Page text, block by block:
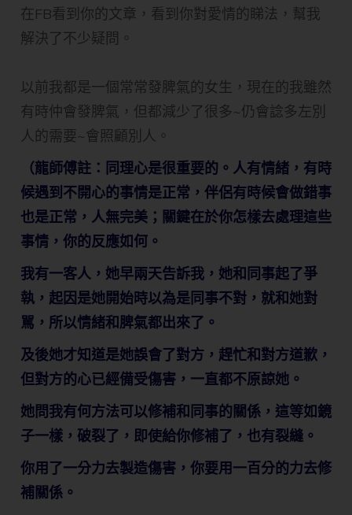
在FB看到你的文章，看到你對愛情的睇法，幫我
解決了不少疑問。
以前我都是一個常常發脾氣的女生，現在的我雖然
有時仲會發脾氣，但都減少了很多~仍會諗多左別
人的需要~會照顧別人。
（龍師傅註：同理心是很重要的。人有情緒，有時
候遇到不開心的事情是正常，伴侶有時候會做錯事
也是正常，人無完美；關鍵在於你怎樣去處理這些
事情，你的反應如何。
我有一客人，她早兩天告訴我，她和同事起了爭
執，起因是她開始時以為是同事不對，就和她對
駡，所以情緒和脾氣都出來了。
及後她才知道是她誤會了對方，趕忙和對方道歉，
但對方的心已經備受傷害，一直都不原諒她。
她問我有何方法可以修補和同事的關係，這等如鏡
子一樣，破裂了，即使給你修補了，也有裂縫。
你用了一分力去製造傷害，你要用一百分的力去修
補關係。